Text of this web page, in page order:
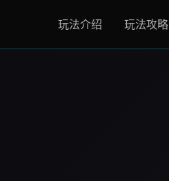
玩法介绍 玩法攻略